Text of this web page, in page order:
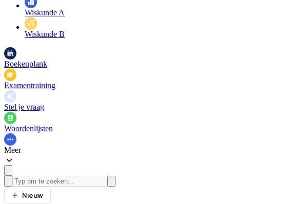
Wiskunde A
Wiskunde B
Boekenplank
Examentraining
Stel je vraag
Woordenlijsten
Meer
Nieuw